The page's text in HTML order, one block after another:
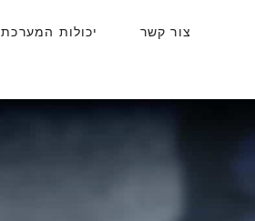
יכולות המערכת צור קשר